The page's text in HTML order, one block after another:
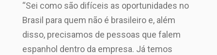
“Sei como são difíceis as oportunidades no
Brasil para quem não é brasileiro e, além
disso, precisamos de pessoas que falem
espanhol dentro da empresa. Já temos